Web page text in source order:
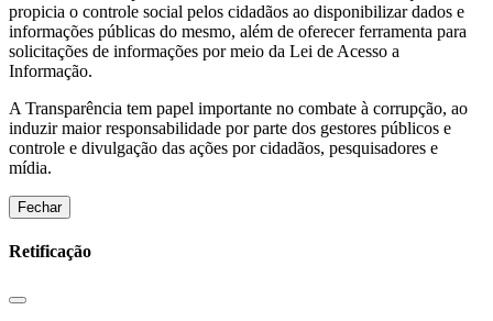
propicia o controle social pelos cidadãos ao disponibilizar dados e
informações públicas do mesmo, além de oferecer ferramenta para
solicitações de informações por meio da Lei de Acesso a
Informação.
A Transparência tem papel importante no combate à corrupção, ao
induzir maior responsabilidade por parte dos gestores públicos e
controle e divulgação das ações por cidadãos, pesquisadores e
mídia.
Fechar
Retificação